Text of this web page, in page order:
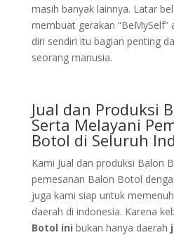
masih banyak lainnya. Latar
membuat gerakan “BeMySelf”
diri sendiri itu bagian penting
seorang manusia.
Jual dan Produksi
Serta Melayani
Botol di Seluruh
Kami Jual dan produksi Balon
pemesanan Balon Botol
juga kami siap untuk
daerah di indonesia. Karena
Botol ini bukan hanya daerah